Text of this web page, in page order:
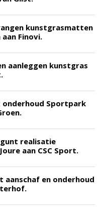
kunstgrasmatten
Finovi.
aanleggen kunstgras
onderhoud Sportpark
gunt realisatie
aan CSC Sport.
aanschaf en onderhoud